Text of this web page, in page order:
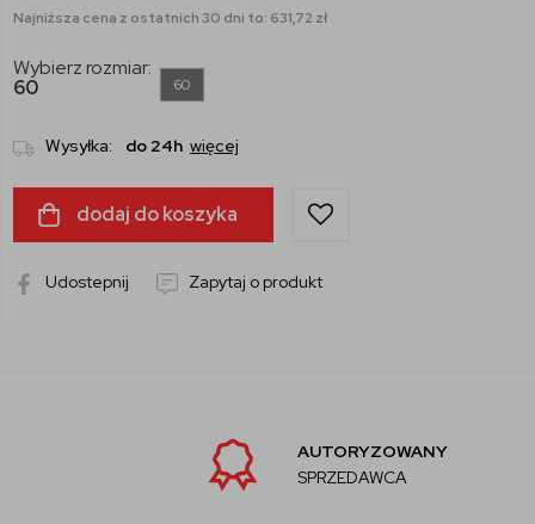
Najniższa cena z ostatnich 30 dni to: 631,72 zł
Wybierz rozmiar:
60
60
Wysyłka: do 24h więcej
dodaj do koszyka
Udostepnij Zapytaj o produkt
AUTORYZOWANY
SPRZEDAWCA